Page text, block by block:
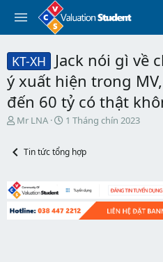
KT-XH
Jack nói gì về
ý xuất hiện trong
đến 60 tỷ có thật
T
e
d
s
t
Mr LNA
N
y
t
đ
1 Tháng chín 2023
Tin tức tổng hợp